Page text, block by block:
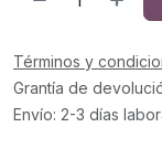
Términos y
Grantía de
Envío: 2-3 días